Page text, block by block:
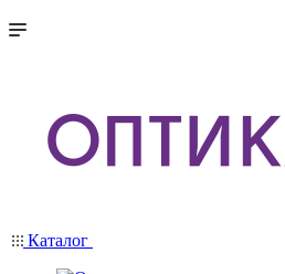
Каталог